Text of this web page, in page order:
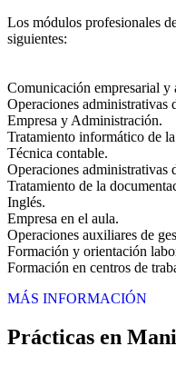
Los módulos profesionales
siguientes:
Comunicación empresarial y
Operaciones administrativas
Empresa y Administración.
Tratamiento informático de
Técnica contable.
Operaciones administrativas
Tratamiento de la
Inglés.
Empresa en el aula.
Operaciones auxiliares de
Formación y orientación
Formación en centros de
MÁS INFORMACIÓN
Prácticas en